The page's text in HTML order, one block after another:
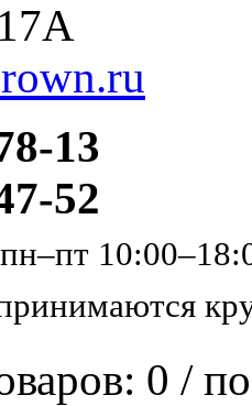
13
52
0 /